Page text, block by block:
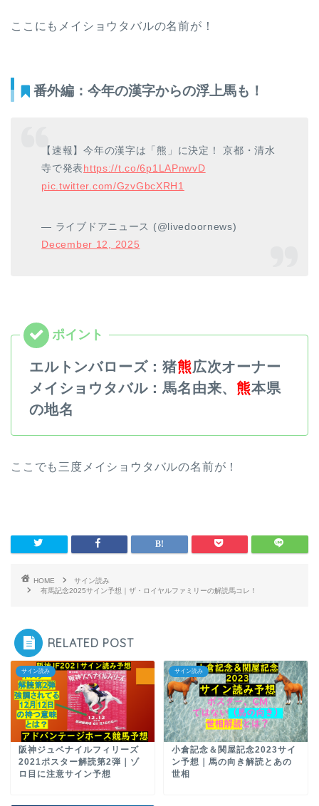
ここにもメイショウタバルの名前が！
番外編：今年の漢字からの浮上馬も！
【速報】今年の漢字は「熊」に決定！ 京都・清水
寺で発表https://t.co/6p1LAPnwvD
pic.twitter.com/GzvGbcXRH1
— ライブドアニュース (@livedoornews)
December 12, 2025
エルトンバローズ：猪熊広次オーナー
メイショウタバル：馬名由来、 熊本県
の地名
ここでも三度メイショウタバルの名前が！
HOME
サイン読み
有馬記念2025サイン予想｜ザ・ロイヤルファミリーの解読馬コレ！
RELATED POST
サイン読み
阪神ジュベナイルフィリーズ
2021ポスター解読第2弾｜ゾ
ロ目に注意サイン予想
サイン読み
小倉記念＆関屋記念2023サイ
ン予想｜馬の向き解読とあの
世相